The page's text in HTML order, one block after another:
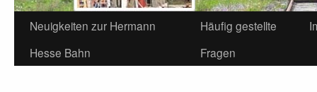
Neuigkeiten zur Hermann
Hesse Bahn
Häufig gestellte
Fragen